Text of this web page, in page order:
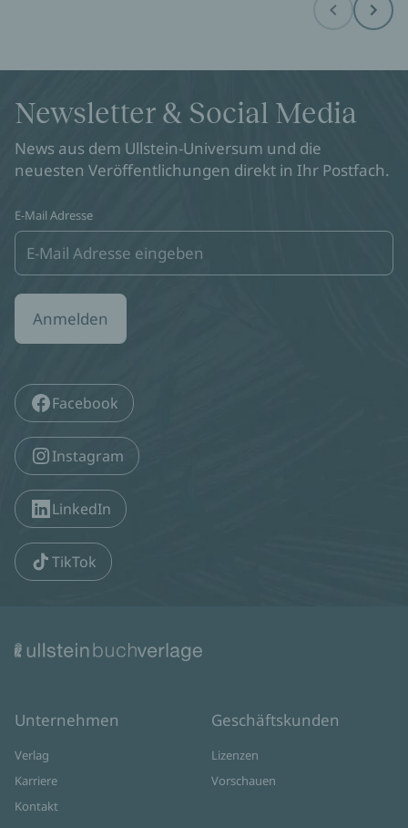
Before Next
Newsletter & Social Media
News aus dem Ullstein-Universum und die
neuesten Veröffentlichungen direkt in Ihr Postfach.
E-Mail Adresse
Anmelden
Facebook
Instagram
LinkedIn
TikTok
Unternehmen
Verlag
Karriere
Kontakt
Geschäftskunden
Lizenzen
Vorschauen